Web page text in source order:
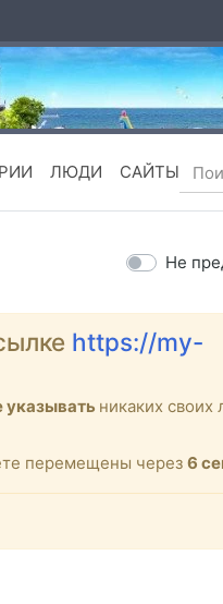
ЛЮДИ САЙТЫ
Не
https://my-
указывать никаких
перемещены через 6